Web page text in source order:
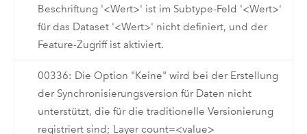
Beschriftung '<Wert>' ist im Subtype-Feld '<Wert>'
für das Dataset '<Wert>' nicht definiert, und der
Feature-Zugriff ist aktiviert.
00336: Die Option "Keine" wird bei der Erstellung
der Synchronisierungsversion für Daten nicht
unterstützt, die für die traditionelle Versionierung
registriert sind; Layer count=<value>